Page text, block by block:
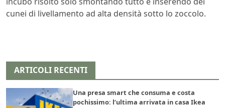
cunei di livellamento ad alta densità sotto lo zoccolo.
ARTICOLI RECENTI
Una presa smart che consuma e costa
pochissimo: l’ultima arrivata in casa Ikea